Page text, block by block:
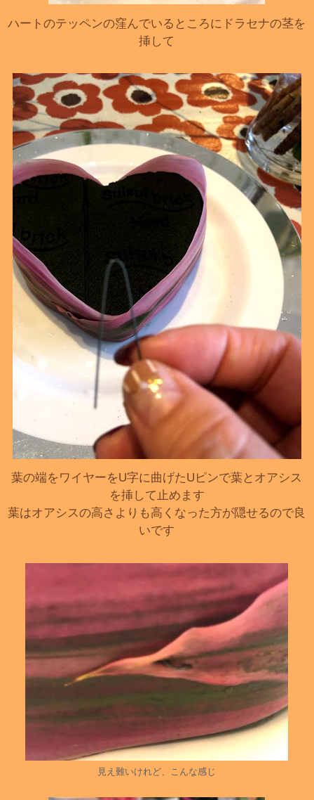
ハートのテッペンの窪んでいるところにドラセナの茎を
挿して
葉の端をワイヤーをU字に曲げたUピンで葉とオアシス
を挿して止めます
葉はオアシスの高さよりも高くなった方が隠せるので良
いです
見え難いけれど、こんな感じ